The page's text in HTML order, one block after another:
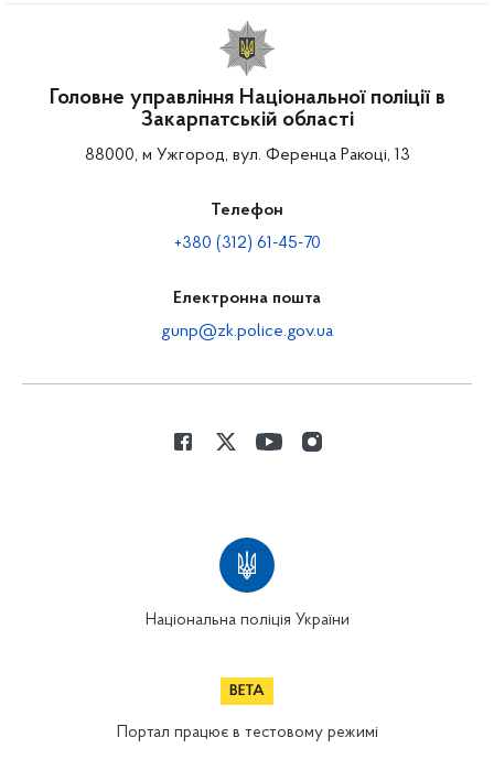
Головне управління Національної поліції в
Закарпатській області
88000, м Ужгород, вул. Ференца Ракоці, 13
Телефон
+380 (312) 61-45-70
Електронна пошта
gunp@zk.police.gov.ua
Національна поліція України
Портал працює в тестовому режимі